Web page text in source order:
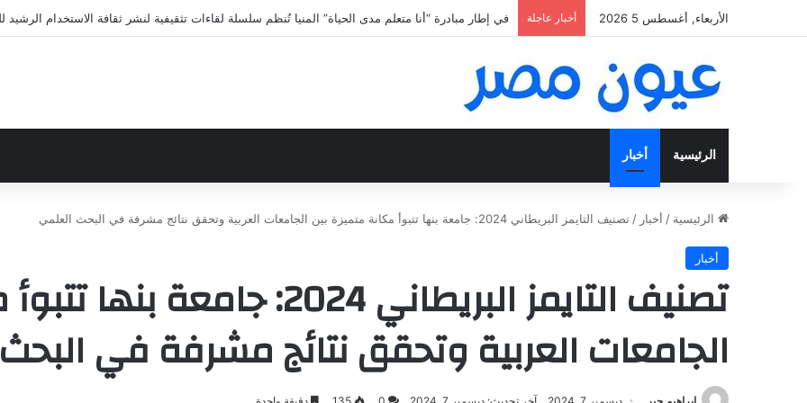
الأربعاء, أغسطس 5 2026 أخبار عاجلة «فتح عينك كويس».. اعثر على الاختلافات الخمس خلال 11 ثانية فقط
الرئيسية أخبار
الرئيسية / أخبار / تصنيف التايمز البريطاني 2024: جامعة بنها تتبوأ مكانة متميزة بين الجامعات العربية وتحقق نتائج مشرفة في البحث العلمي
أخبار
تصنيف التايمز البريطاني 2024:
الجامعات العربية وتحقق نتائج مشرفة في